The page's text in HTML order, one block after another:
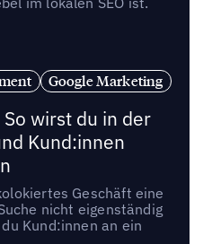
Google Marketing
wirst du in der
Kund:innen
Geschäft eine
nicht eigenständig
Kund:innen an ein